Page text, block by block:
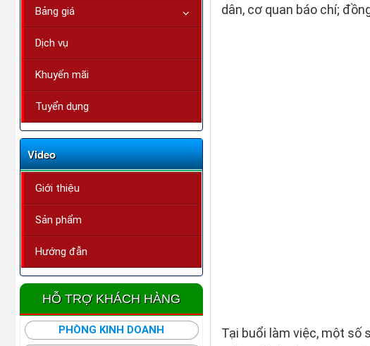
dân, cơ quan báo chí;
Tại buổi làm việc, một số
Bảng giá
Dịch vụ
Khuyến mãi
Tuyển dụng
Video
Giới thiệu
Sản phẩm
Hướng đẫn
HỖ TRỢ KHÁCH HÀNG
PHÒNG KINH DOANH